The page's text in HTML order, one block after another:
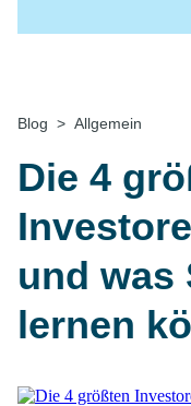
Home
Blog Allgemein
Die 4
und was
lernen